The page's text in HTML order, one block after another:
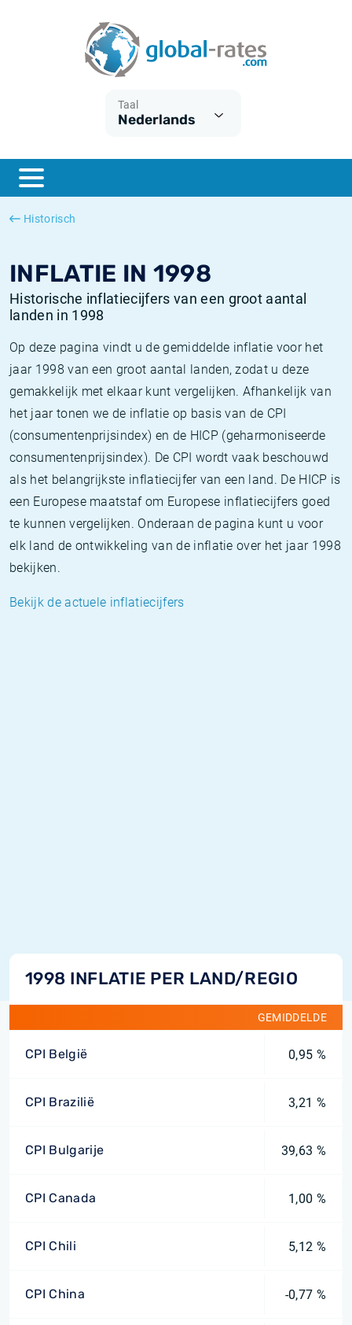
Taal
Nederlands
Historisch
INFLATIE IN 1998
Historische inflatiecijfers van een groot aantal
landen in 1998
Op deze pagina vindt u de gemiddelde inflatie voor het
jaar 1998 van een groot aantal landen, zodat u deze
gemakkelijk met elkaar kunt vergelijken. Afhankelijk van
het jaar tonen we de inflatie op basis van de CPI
(consumentenprijsindex) en de HICP (geharmoniseerde
consumentenprijsindex). De CPI wordt vaak beschouwd
als het belangrijkste inflatiecijfer van een land. De HICP is
een Europese maatstaf om Europese inflatiecijfers goed
te kunnen vergelijken. Onderaan de pagina kunt u voor
elk land de ontwikkeling van de inflatie over het jaar 1998
bekijken.
Bekijk de actuele inflatiecijfers
1998 INFLATIE PER LAND/REGIO
GEMIDDELDE
CPI België 0,95 %
CPI Brazilië 3,21 %
CPI Bulgarije 39,63 %
CPI Canada 1,00 %
CPI Chili 5,12 %
CPI China -0,77 %
ESTER
SONIA
Wat is CPI inflatie?
Wat is HICP inflatie?
Nederlandse inflatie - CPI
Amerikaanse inflatie - CPI
Euribor historie
SOFR historie
TONAR historie
Inflatiecalculator